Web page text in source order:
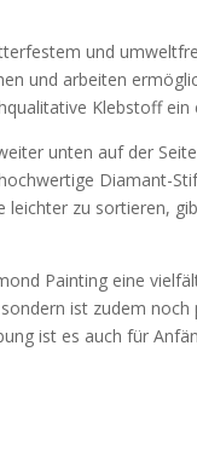
und
und arbeiten
Klebstoff ein
unten auf der
Diamant-
zu sortieren,
Painting eine
ist zudem
ist es auch für